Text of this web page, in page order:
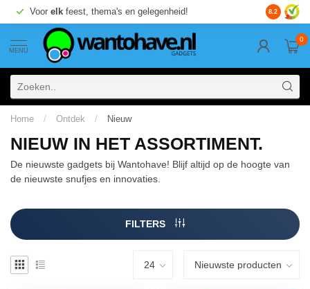
Voor elk feest, thema's en gelegenheid! 8.2
MENU
0
Home / Ontdek / Nieuw
NIEUW IN HET ASSORTIMENT.
De nieuwste gadgets bij Wantohave! Blijf altijd op de hoogte van
de nieuwste snufjes en innovaties.
FILTERS